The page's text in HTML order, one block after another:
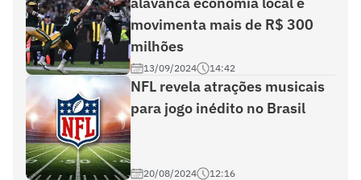
movimenta mais de R$ 300
milhões
13/09/2024 14:42
NFL revela atrações musicais
para jogo inédito no Brasil
20/08/2024 12:16